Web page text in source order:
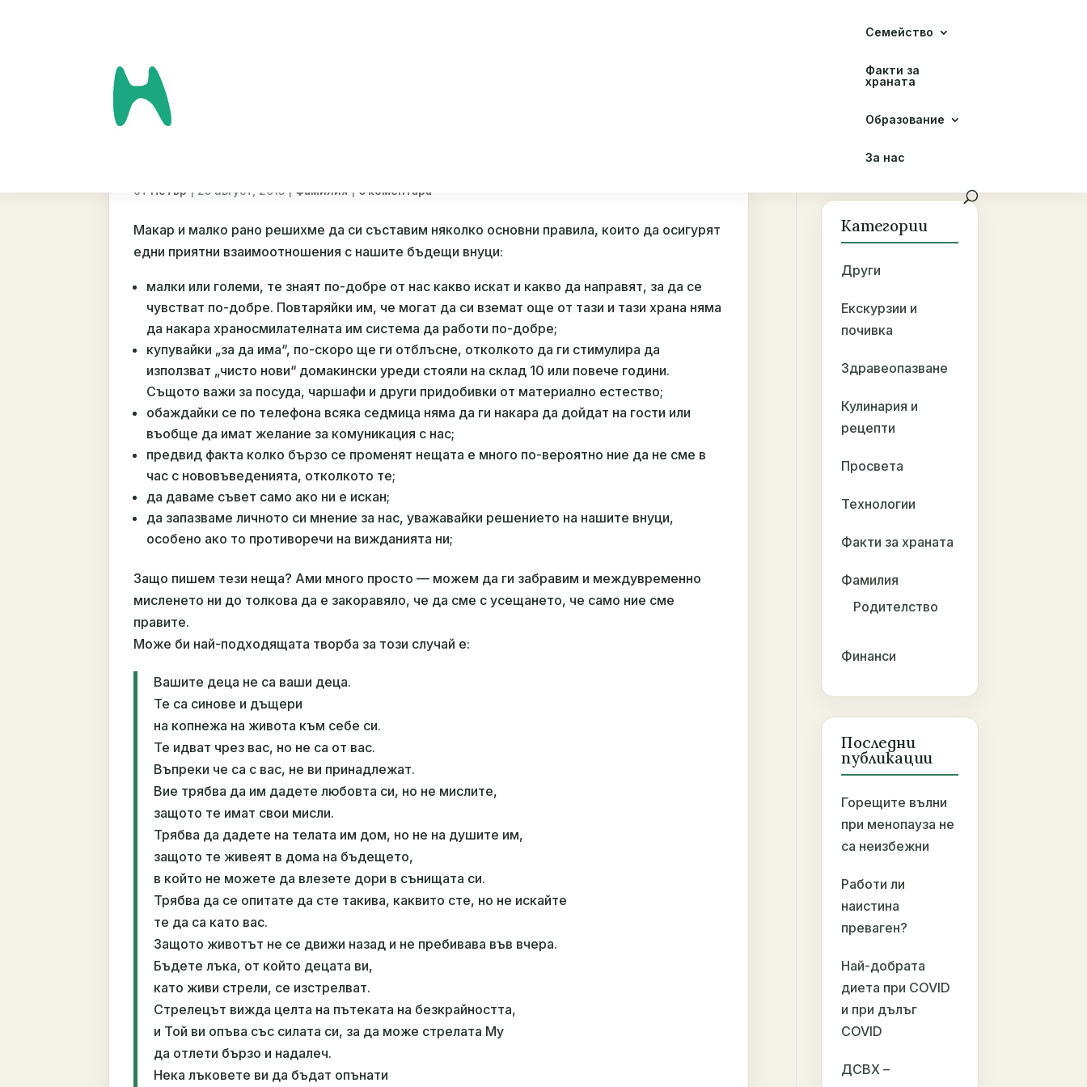
Семейство
Факти за
храната
Образование
За нас
от Петър | 25 август, 2015 | Фамилия | 0 коментара
Макар и малко рано решихме да си съставим няколко основни правила, които да осигурят
едни приятни взаимоотношения с нашите бъдещи внуци:
малки или големи, те знаят по-добре от нас какво искат и какво да направят, за да се
чувстват по-добре. Повтаряйки им, че могат да си вземат още от тази и тази храна няма
да накара храносмилателната им система да работи по-добре;
купувайки „за да има“, по-скоро ще ги отблъсне, отколкото да ги стимулира да
използват „чисто нови“ домакински уреди стояли на склад 10 или повече години.
Същото важи за посуда, чаршафи и други придобивки от материално естество;
обаждайки се по телефона всяка седмица няма да ги накара да дойдат на гости или
въобще да имат желание за комуникация с нас;
предвид факта колко бързо се променят нещата е много по-вероятно ние да не сме в
час с нововъведенията, отколкото те;
да даваме съвет само ако ни е искан;
да запазваме личното си мнение за нас, уважавайки решението на нашите внуци,
особено ако то противоречи на вижданията ни;
Защо пишем тези неща? Ами много просто — можем да ги забравим и междувременно
мисленето ни до толкова да е закоравяло, че да сме с усещането, че само ние сме
правите.
Може би най-подходящата творба за този случай е:
Вашите деца не са ваши деца.
Те са синове и дъщери
на копнежа на живота към себе си.
Те идват чрез вас, но не са от вас.
Въпреки че са с вас, не ви принадлежат.
Вие трябва да им дадете любовта си, но не мислите,
защото те имат свои мисли.
Трябва да дадете на телата им дом, но не на душите им,
защото те живеят в дома на бъдещето,
в който не можете да влезете дори в сънищата си.
Трябва да се опитате да сте такива, каквито сте, но не искайте
те да са като вас.
Защото животът не се движи назад и не пребивава във вчера.
Бъдете лъка, от който децата ви,
като живи стрели, се изстрелват.
Стрелецът вижда целта на пътеката на безкрайността,
и Той ви опъва със силата си, за да може стрелата Му
да отлети бързо и надалеч.
Нека лъковете ви да бъдат опънати
Категории
Други
Екскурзии и
почивка
Здравеопазване
Кулинария и
рецепти
Просвета
Технологии
Факти за храната
Фамилия
Родителство
Финанси
Последни
публикации
Горещите вълни
при менопауза не
са неизбежни
Работи ли
наистина
преваген?
Най-добрата
диета при COVID
и при дълъг
COVID
ДСВХ –